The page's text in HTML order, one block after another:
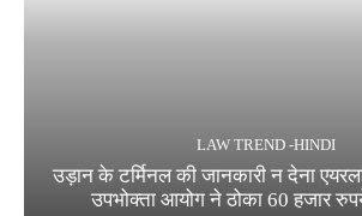
LAW TREND -HINDI
उड़ान के टर्मिनल की जानकारी न देना
उपभोक्ता आयोग ने ठोका 60 हजार